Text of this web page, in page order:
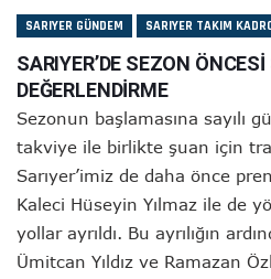
SARIYER GÜNDEM SARIYER TAKIM
SARIYER’DE SEZON
DEĞERLENDİRME
Sezonun başlamasına sayılı
takviye ile birlikte şuan için
Sarıyer’imiz de daha önce
Kaleci Hüseyin Yılmaz ile de
yollar ayrıldı. Bu ayrılığın
Ümitcan Yıldız ve Ramazan